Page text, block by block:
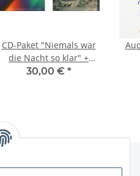
CD-Paket "Niemals war
die Nacht so klar" +
"Rise and shine!" (sinf.
30,00 € *